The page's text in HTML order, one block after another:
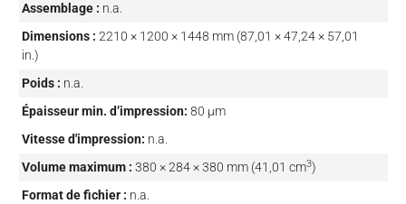
Assemblage : n.a.
Dimensions : 2210 × 1200 × 1448 mm (87,01 × 47,24 × 57,01
in.)
Poids : n.a.
Épaisseur min. d’impression: 80 µm
Vitesse d'impression: n.a.
Volume maximum : 380 × 284 × 380 mm (41,01 cm3)
Format de fichier : n.a.